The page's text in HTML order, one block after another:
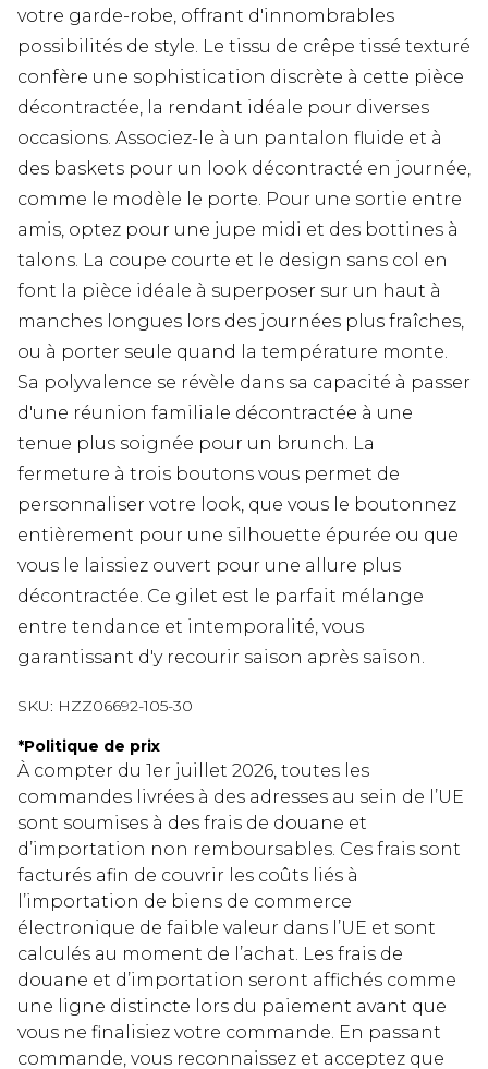
votre garde-robe, offrant d'innombrables
possibilités de style. Le tissu de crêpe tissé texturé
confère une sophistication discrète à cette pièce
décontractée, la rendant idéale pour diverses
occasions. Associez-le à un pantalon fluide et à
des baskets pour un look décontracté en journée,
comme le modèle le porte. Pour une sortie entre
amis, optez pour une jupe midi et des bottines à
talons. La coupe courte et le design sans col en
font la pièce idéale à superposer sur un haut à
manches longues lors des journées plus fraîches,
ou à porter seule quand la température monte.
Sa polyvalence se révèle dans sa capacité à passer
d'une réunion familiale décontractée à une
tenue plus soignée pour un brunch. La
fermeture à trois boutons vous permet de
personnaliser votre look, que vous le boutonnez
entièrement pour une silhouette épurée ou que
vous le laissiez ouvert pour une allure plus
décontractée. Ce gilet est le parfait mélange
entre tendance et intemporalité, vous
garantissant d'y recourir saison après saison.
SKU: HZZ06692-105-30
*Politique de prix
À compter du 1er juillet 2026, toutes les
commandes livrées à des adresses au sein de l’UE
sont soumises à des frais de douane et
d’importation non remboursables. Ces frais sont
facturés afin de couvrir les coûts liés à
l’importation de biens de commerce
électronique de faible valeur dans l’UE et sont
calculés au moment de l’achat. Les frais de
douane et d’importation seront affichés comme
une ligne distincte lors du paiement avant que
vous ne finalisiez votre commande. En passant
commande, vous reconnaissez et acceptez que